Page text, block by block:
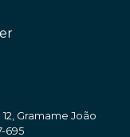
Gramame João
695